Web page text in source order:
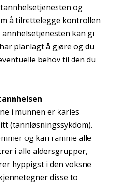
og
å tilrettelegge kontrollen
kan gi
planlagt å gjøre og du
behov til den du
i munnen er karies
(tannløsningssykdom).
og kan ramme alle
i alle aldersgrupper,
hyppigst i den voksne
disse to